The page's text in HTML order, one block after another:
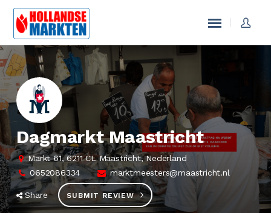
Dagmarkt Maastricht
Markt 61, 6211 CL Maastricht, Nederland
0652086334
marktmeesters@maastricht.nl
Share SUBMIT REVIEW